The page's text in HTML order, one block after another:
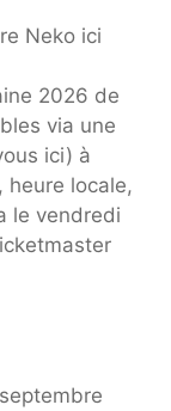
Neko ici
2026 de
via une
ici) à
heure locale,
le vendredi